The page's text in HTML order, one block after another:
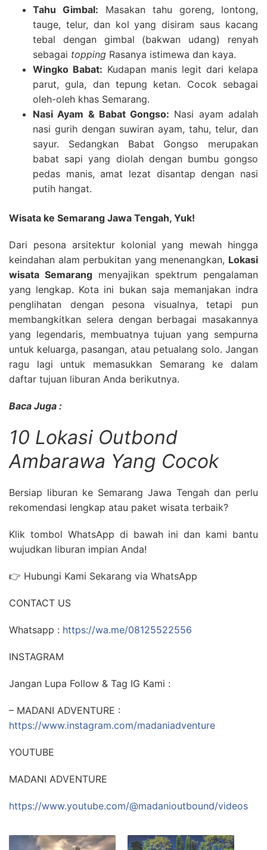
Tahu Gimbal: Masakan tahu goreng, lontong,
tauge, telur, dan kol yang disiram saus kacang
tebal dengan gimbal (bakwan udang) renyah
sebagai topping Rasanya istimewa dan kaya.
Wingko Babat: Kudapan manis legit dari kelapa
parut, gula, dan tepung ketan. Cocok sebagai
oleh-oleh khas Semarang.
Nasi Ayam & Babat Gongso: Nasi ayam adalah
nasi gurih dengan suwiran ayam, tahu, telur, dan
sayur. Sedangkan Babat Gongso merupakan
babat sapi yang diolah dengan bumbu gongso
pedas manis, amat lezat disantap dengan nasi
putih hangat.
Wisata ke Semarang Jawa Tengah, Yuk!
Dari pesona arsitektur kolonial yang mewah hingga
keindahan alam perbukitan yang menenangkan, Lokasi
wisata Semarang menyajikan spektrum pengalaman
yang lengkap. Kota ini bukan saja memanjakan indra
penglihatan dengan pesona visualnya, tetapi pun
membangkitkan selera dengan berbagai masakannya
yang legendaris, membuatnya tujuan yang sempurna
untuk keluarga, pasangan, atau petualang solo. Jangan
ragu lagi untuk memasukkan Semarang ke dalam
daftar tujuan liburan Anda berikutnya.
Baca Juga :
10 Lokasi Outbond
Ambarawa Yang Cocok
Bersiap liburan ke Semarang Jawa Tengah dan perlu
rekomendasi lengkap atau paket wisata terbaik?
Klik tombol WhatsApp di bawah ini dan kami bantu
wujudkan liburan impian Anda!
👉 Hubungi Kami Sekarang via WhatsApp
CONTACT US
Whatsapp : https://wa.me/08125522556
INSTAGRAM
Jangan Lupa Follow & Tag IG Kami :
– MADANI ADVENTURE :
https://www.instagram.com/madaniadventure
YOUTUBE
MADANI ADVENTURE
https://www.youtube.com/@madanioutbound/videos